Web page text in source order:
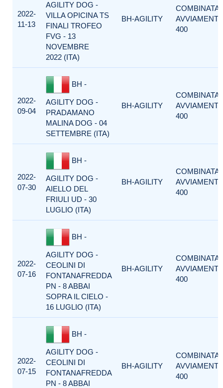
2022-
11-13
AGILITY DOG -
VILLA OPICINA TS
FINALI TROFEO
FVG - 13
NOVEMBRE
2022 (ITA)
BH-AGILITY
COMBINATA
400
2022-
09-04
BH -
AGILITY DOG -
PRADAMANO
MALINA DOG - 04
SETTEMBRE (ITA)
BH-AGILITY
COMBINATA
400
2022-
07-30
BH -
AGILITY DOG -
AIELLO DEL
FRIULI UD - 30
LUGLIO (ITA)
BH-AGILITY
COMBINATA
400
2022-
07-16
BH -
AGILITY DOG -
CEOLINI DI
FONTANAFREDDA
PN - 8 ABBAI
SOPRA IL CIELO -
16 LUGLIO (ITA)
BH-AGILITY
COMBINATA
400
2022-
07-15
BH -
AGILITY DOG -
CEOLINI DI
FONTANAFREDDA
PN - 8 ABBAI
BH-AGILITY
COMBINATA
400